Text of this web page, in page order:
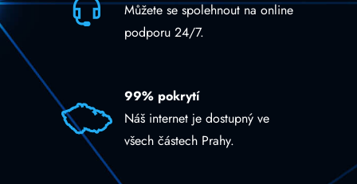
Můžete se spolehnout na online
podporu 24/7.
99% pokrytí
Náš internet je dostupný ve
všech částech Prahy.